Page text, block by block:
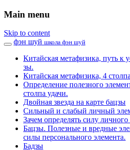
Main menu
Skip to content
фэн шуй школа фэн шуй
Китайская метафизика, путь к
зы.
Китайская метафизика, 4
Определение полезного
столпа удачи.
Двойная звезда на карте бацзы
Сильный и слабый личный
Зачем определять силу
Бацзы. Полезные и вредные
силы персонального элемента.
Бадзы